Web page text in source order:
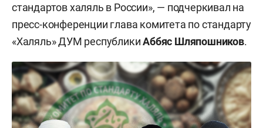
стандартов халяль в России», — подчеркивал на
пресс-конференции глава комитета по стандарту
«Халяль» ДУМ республикиАббяс Шляпошников.